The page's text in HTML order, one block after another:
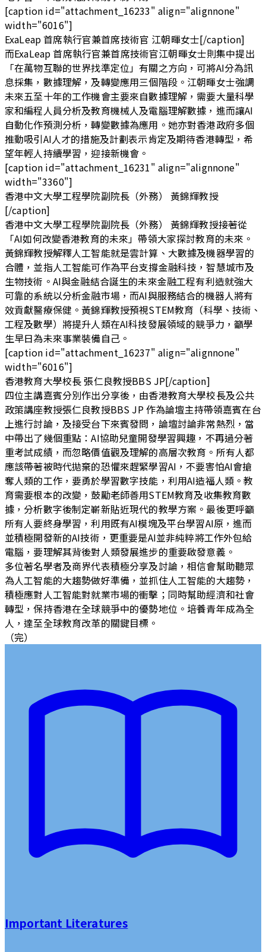
[caption id="attachment_16233" align="alignnone"
width="6016"]
ExaLeap 首席執行官兼首席技術官 江朝暉女士[/caption]
而ExaLeap 首席執行官兼首席技術官江朝暉女士則集中提出
「在萬物互聯的世界找準定位」有關之方向，可將AI分為訊
息採集，數據理解，及轉變應用三個階段。江朝暉女士強調
未來五至十年的工作機會主要來自數據理解，需要大量科學
家和編程人員分析及教育機械人及電腦理解數據，進而讓AI
自動化作預測分析，轉變數據為應用。她亦對香港政府多個
推動吸引AI人才的措施及計劃表示肯定及期待香港轉型，希
望年輕人持續學習，迎接新機會。
[caption id="attachment_16231" align="alignnone"
width="3360"]
香港中文大學工程學院副院長（外務） 黃錦輝教授
[/caption]
香港中文大學工程學院副院長（外務） 黃錦輝教授接著從
「AI如何改變香港教育的未來」帶領大家探討教育的未來。
黃錦輝教授解釋人工智能就是雲計算、大數據及機器學習的
合體，並指人工智能可作為平台支撐金融科技，智慧城市及
生物技術。AI與金融結合誕生的未來金融工程有利造就強大
可靠的系統以分析金融市場，而AI與服務結合的機器人將有
效貢獻醫療保健。黃錦輝教授預視STEM教育（科學、技術、
工程及數學）將提升人類在AI科技發展領域的競爭力，籲學
生早日為未來事業裝備自己。
[caption id="attachment_16237" align="alignnone"
width="6016"]
香港教育大學校長 張仁良教授BBS JP[/caption]
四位主講嘉賓分別作出分享後，由香港教育大學校長及公共
政策講座教授張仁良教授BBS JP 作為論壇主持帶領嘉賓在台
上進行討論，及接受台下來賓發問，論壇討論非常熱烈，當
中帶出了幾個重點：AI協助兒童開發學習興趣，不再過分著
重考試成績，而忽略價值觀及理解的高層次教育。所有人都
應該帶著被時代拋棄的恐懼來趕緊學習AI，不要害怕AI會搶
奪人類的工作，要勇於學習數字技能，利用AI造福人類。教
育需要根本的改變，鼓勵老師善用STEM教育及收集教育數
據，分析數字後制定嶄新貼近現代的教學方案。最後更呼籲
所有人要終身學習，利用既有AI模塊及平台學習AI原，進而
並積極開發新的AI技術，更重要是AI並非純粹將工作外包給
電腦，要理解其背後對人類發展進步的重要啟發意義。
多位著名學者及商界代表積極分享及討論，相信會幫助聽眾
為人工智能的大趨勢做好準備，並抓住人工智能的大趨勢，
積極應對人工智能對就業市場的衝擊；同時幫助經濟和社會
轉型，保持香港在全球競爭中的優勢地位。培養青年成為全
人，達至全球教育改革的關鍵目標。
（完）
Important Literatures